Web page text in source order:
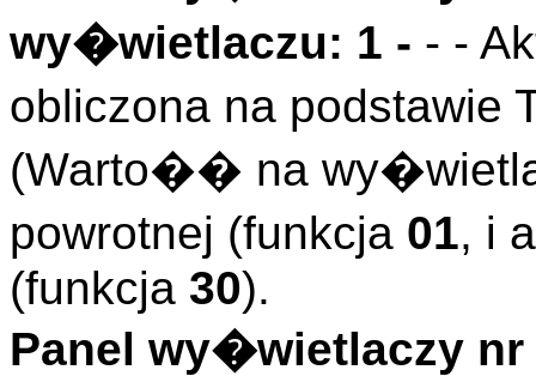
wy�wietlaczu: 1 - - -
obliczona na podstawie
(Warto�� na
powrotnej (funkcja 01, i
(funkcja 30).
Panel wy�wietlaczy nr